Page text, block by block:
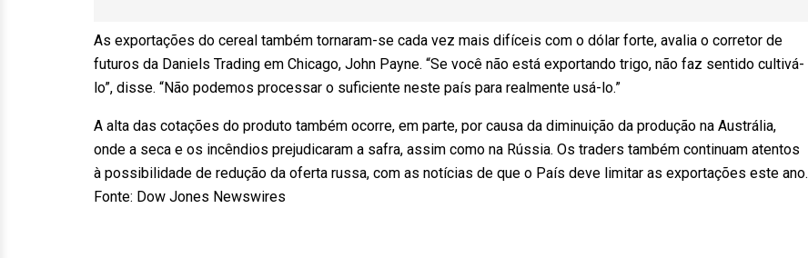
As exportações do cereal também tornaram-se cada vez mais difíceis com o dólar forte, avalia o corretor de
futuros da Daniels Trading em Chicago, John Payne. “Se você não está exportando trigo, não faz sentido cultivá-
lo”, disse. “Não podemos processar o suficiente neste país para realmente usá-lo.”
A alta das cotações do produto também ocorre, em parte, por causa da diminuição da produção na Austrália,
onde a seca e os incêndios prejudicaram a safra, assim como na Rússia. Os traders também continuam atentos
à possibilidade de redução da oferta russa, com as notícias de que o País deve limitar as exportações este ano.
Fonte: Dow Jones Newswires